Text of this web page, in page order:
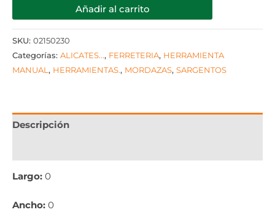
Añadir al carrito
SKU: 02150230
Categorías: ALICATES..., FERRETERIA, HERRAMIENTA
MANUAL , HERRAMIENTAS., MORDAZAS, SARGENTOS
Descripción
Largo: 0
Ancho: 0